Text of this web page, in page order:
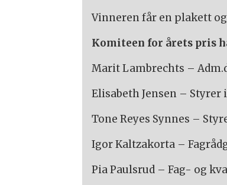
Vinneren får en plakett
Komiteen for årets pris
Marit Lambrechts –
Elisabeth Jensen –
Tone Reyes Synnes –
Igor Kaltzakorta –
Pia Paulsrud – Fag- og